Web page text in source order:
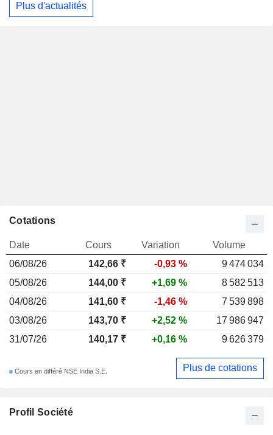
Plus d'actualités
Profil Société
Cotations
Date Cours Variation
Volume
06/08/26
142,66 ₹ -0,93 %
9 474 034
05/08/26
144,00 ₹ +1,69 %
8 582 513
04/08/26
141,60 ₹ -1,46 %
7 539 898
03/08/26
143,70 ₹ +2,52 %
17 986 947
31/07/26
140,17 ₹ +0,16 % 9 626 379
Cours en différé NSE India S.E. Plus de cotations